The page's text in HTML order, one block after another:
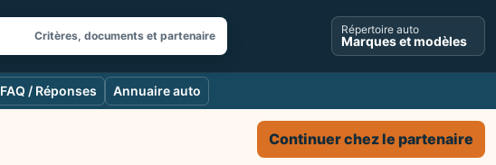
Critères, documents et partenaire Répertoire auto
Marques et modèles
FAQ / Réponses Annuaire auto
Continuer chez le partenaire